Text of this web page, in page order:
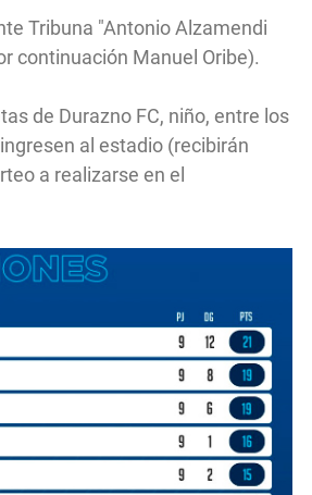
Tribuna "Antonio Alzamendi
continuación Manuel Oribe).
de Durazno FC, niño, entre los
al estadio (recibirán
a realizarse en el